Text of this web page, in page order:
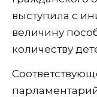
выступила с
величину
количеству